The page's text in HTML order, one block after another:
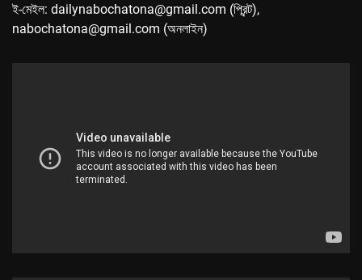
ই-মেইল: dailynabochatona@gmail.com (প্রিন্ট),
nabochatona@gmail.com (অনলাইন)